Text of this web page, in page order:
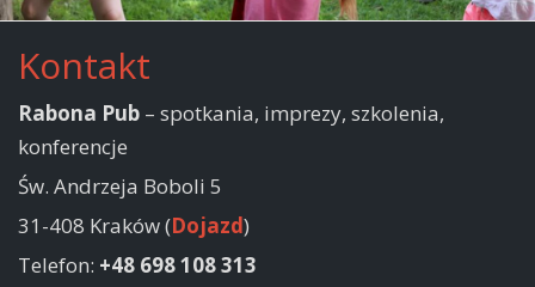
Kontakt
Rabona Pub – spotkania, imprezy, szkolenia,
konferencje
Św. Andrzeja Boboli 5
31-408 Kraków (Dojazd)
Telefon: +48 698 108 313